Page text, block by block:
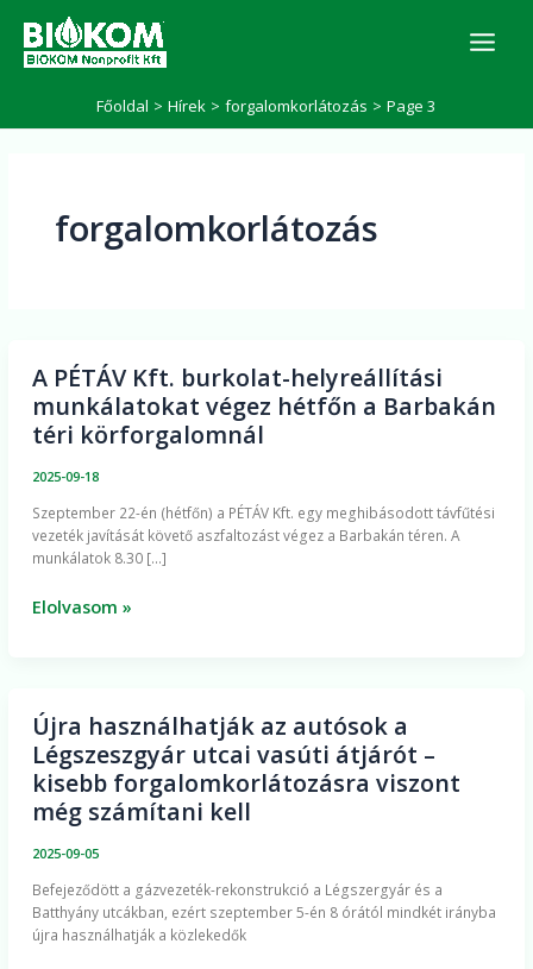
content
Főoldal Hírek forgalomkorlátozás Page 3
forgalomkorlátozás
A PÉTÁV Kft. burkolat-helyreállítási
munkálatokat végez hétfőn a Barbakán
téri körforgalomnál
2025-09-18
​Szeptember 22-én (hétfőn) a PÉTÁV Kft. egy meghibásodott távfűtési
vezeték javítását követő aszfaltozást végez a Barbakán téren. A
munkálatok 8.30 […]
A
PÉTÁV
Kft.
munkálatokat
végez
a
Elolvasom »
Újra használhatják az autósok a
Légszeszgyár utcai vasúti átjárót –
kisebb forgalomkorlátozásra viszont
még számítani kell
2025-09-05
Befejeződött a gázvezeték-rekonstrukció a Légszergyár és a
Batthyány utcákban, ezért szeptember 5-én 8 órától mindkét irányba
újra használhatják a közlekedők
Újra
használhatják
az
autósok
utcai
vasúti
e
r
é